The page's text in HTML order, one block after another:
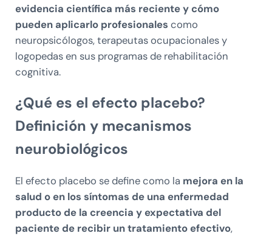
evidencia científica más reciente y cómo
pueden aplicarlo profesionales como
neuropsicólogos, terapeutas ocupacionales y
logopedas en sus programas de rehabilitación
cognitiva.
¿Qué es el efecto placebo?
Definición y mecanismos
neurobiológicos
El efecto placebo se define como la mejora en la
salud o en los síntomas de una enfermedad
producto de la creencia y expectativa del
paciente de recibir un tratamiento efectivo,